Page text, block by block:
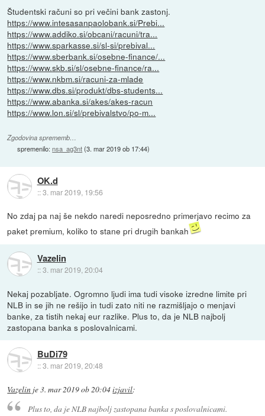
Študentski računi so pri večini bank zastonj.
https://www.intesasanpaolobank.si/Prebi...
https://www.addiko.si/obcani/racuni/tra...
https://www.sparkasse.si/sl-si/prebival...
https://www.sberbank.si/osebne-finance/...
https://www.skb.si/sl/osebne-finance/ra...
https://www.nkbm.si/racuni-za-mlade
https://www.dbs.si/produkt/dbs-students...
https://www.abanka.si/akes/akes-racun
https://www.lon.si/sl/prebivalstvo/po-m...
Zgodovina sprememb…
spremenilo:nsa_ag3nt(3. mar 2019 ob 17:44)
OK.d
::3. mar 2019, 19:56
No zdaj pa naj še nekdo naredi neposredno primerjavo recimo za
paket premium, koliko to stane pri drugih bankah
Vazelin
::3. mar 2019, 20:04
Nekaj pozabljate. Ogromno ljudi ima tudi visoke izredne limite pri
NLB in se jih ne rešijo in tudi zato niti ne razmišljajo o menjavi
banke, za tistih nekaj eur razlike. Plus to, da je NLB najbolj
zastopana banka s poslovalnicami.
BuDi79
::3. mar 2019, 20:48
Vazelin je3. mar 2019 ob 20:04izjavil:
Plus to, da je NLB najbolj zastopana banka s poslovalnicami.